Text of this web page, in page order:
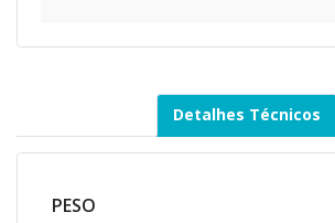
Detalhes Técnicos
PESO